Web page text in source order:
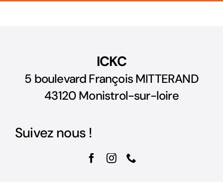
ICKC
5 boulevard François MITTERAND
43120 Monistrol-sur-loire
Suivez nous !